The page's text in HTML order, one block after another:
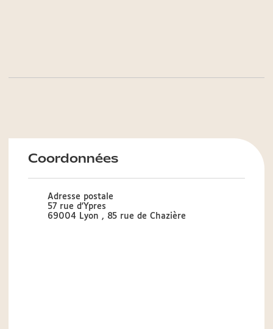
Coordonnées
Adresse postale
57 rue d'Ypres
69004 Lyon , 85 rue de Chazière